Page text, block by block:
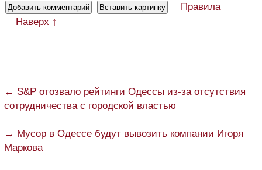
Правила
Наверх ↑
← S&P отозвало рейтинги Одессы из-за отсутствия
сотрудничества с городской властью
→ Мусор в Одессе будут вывозить компании Игоря
Маркова